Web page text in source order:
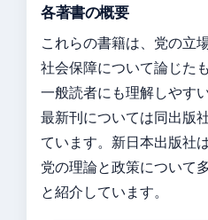
各著書の概要
これらの書籍は、党の立
社会保障について論じた
一般読者にも理解しやす
最新刊については同出版
ています。新日本出版社
党の理論と政策について
と紹介しています。